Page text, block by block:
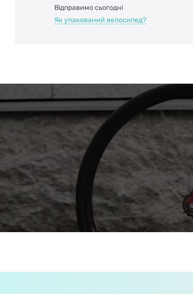
Відправимо сьогодні
Як упакований велосипед?